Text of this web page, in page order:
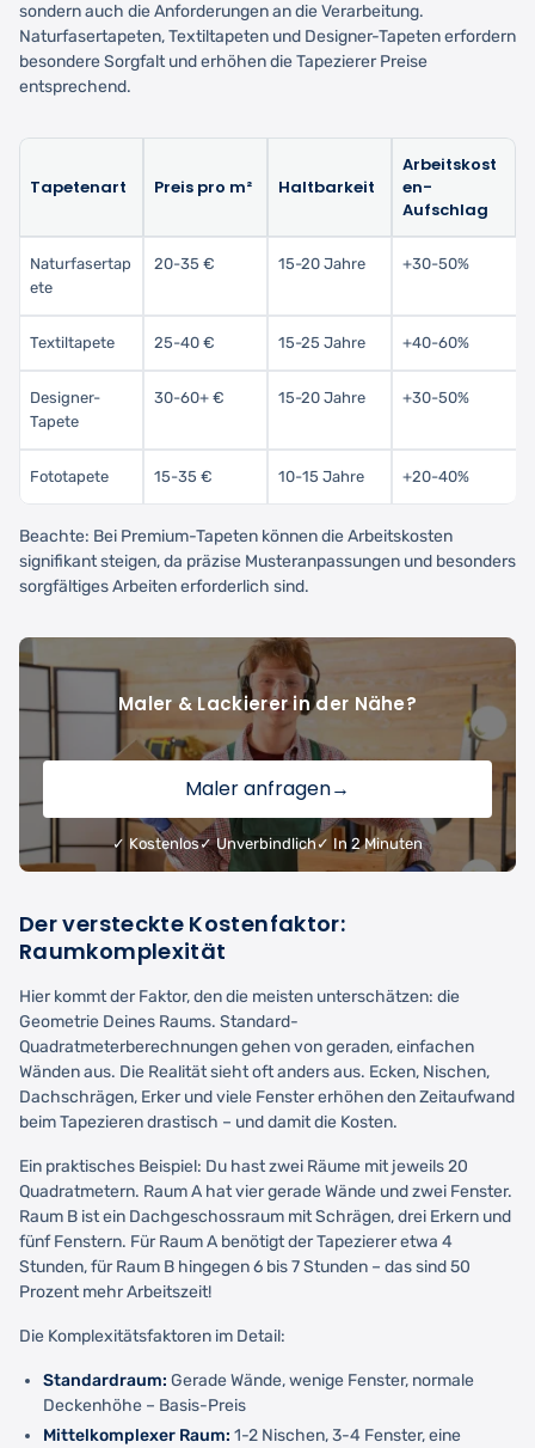
sondern auch die Anforderungen an die Verarbeitung.
Naturfasertapeten, Textiltapeten und Designer-Tapeten erfordern
besondere Sorgfalt und erhöhen die Tapezierer Preise
entsprechend.
Tapetenart Preis pro m² Haltbarkeit
Arbeitskost
en-
Aufschlag
Naturfasertap
ete
20-35 € 15-20 Jahre +30-50%
Textiltapete 25-40 € 15-25 Jahre +40-60%
Designer-
Tapete
30-60+ € 15-20 Jahre +30-50%
Fototapete 15-35 € 10-15 Jahre +20-40%
Beachte: Bei Premium-Tapeten können die Arbeitskosten
signifikant steigen, da präzise Musteranpassungen und besonders
sorgfältiges Arbeiten erforderlich sind.
Maler & Lackierer in der Nähe?
Maler anfragen→
✓ Kostenlos✓ Unverbindlich✓ In 2 Minuten
Der versteckte Kostenfaktor:
Raumkomplexität
Hier kommt der Faktor, den die meisten unterschätzen: die
Geometrie Deines Raums. Standard-
Quadratmeterberechnungen gehen von geraden, einfachen
Wänden aus. Die Realität sieht oft anders aus. Ecken, Nischen,
Dachschrägen, Erker und viele Fenster erhöhen den Zeitaufwand
beim Tapezieren drastisch – und damit die Kosten.
Ein praktisches Beispiel: Du hast zwei Räume mit jeweils 20
Quadratmetern. Raum A hat vier gerade Wände und zwei Fenster.
Raum B ist ein Dachgeschossraum mit Schrägen, drei Erkern und
fünf Fenstern. Für Raum A benötigt der Tapezierer etwa 4
Stunden, für Raum B hingegen 6 bis 7 Stunden – das sind 50
Prozent mehr Arbeitszeit!
Die Komplexitätsfaktoren im Detail:
Standardraum: Gerade Wände, wenige Fenster, normale
Deckenhöhe – Basis-Preis
Mittelkomplexer Raum: 1-2 Nischen, 3-4 Fenster, eine